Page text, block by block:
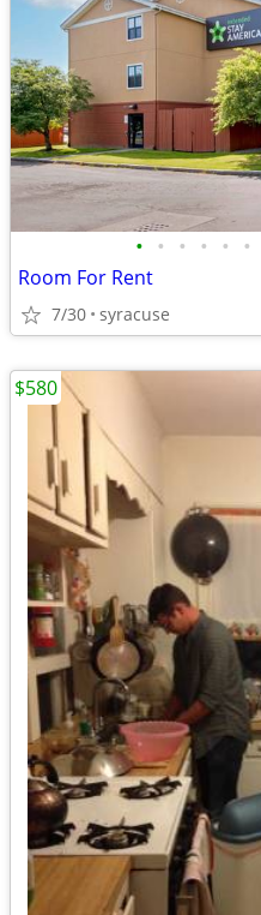
• • • • • •
Room For Rent
7/30 syracuse
$580